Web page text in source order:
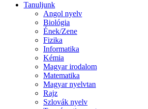
Tanuljunk
Angol nyelv
Biológia
Ének/Zene
Fizika
Informatika
Kémia
Magyar irodalom
Matematika
Magyar nyelvtan
Rajz
Szlovák nyelv